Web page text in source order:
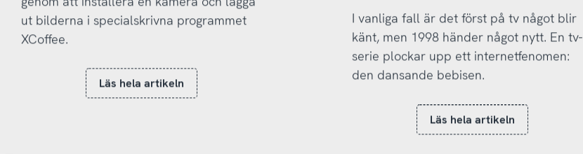
ut bilderna i specialskrivna programmet
XCoffee.
Läs hela artikeln
I vanliga fall är det först på tv något blir
känt, men 1998 händer något nytt. En tv-
serie plockar upp ett internetfenomen:
den dansande bebisen.
Läs hela artikeln